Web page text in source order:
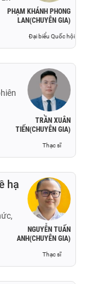
PHẠM KHÁNH PHONG
LAN(CHUYÊN GIA)
Đại biểu Quốc hội
TRẦN XUÂN
TIẾN(CHUYÊN GIA)
Thạc sĩ
NGUYỄN TUẤN
ANH(CHUYÊN GIA)
Thạc sĩ
hạ